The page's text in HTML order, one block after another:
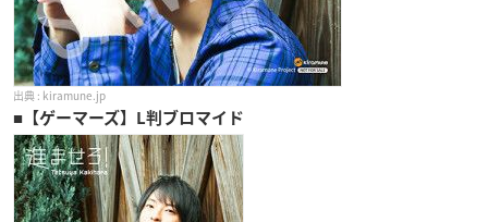
kiramune.jp
■ 【ゲーマーズ】L判ブロマイド